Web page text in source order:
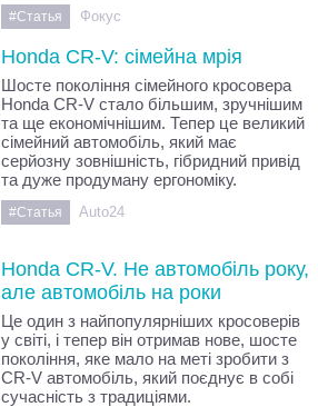
#Статья Фокус
Honda CR-V: сімейна мрія
Шосте покоління сімейного кросовера
Honda CR-V стало більшим, зручнішим
та ще економічнішим. Тепер це великий
сімейний автомобіль, який має
серйозну зовнішність, гібридний привід
та дуже продуману ергономіку.
#Статья Auto24
Honda CR-V. Не автомобіль року,
але автомобіль на роки
Це один з найпопулярніших кросоверів
у світі, і тепер він отримав нове, шосте
покоління, яке мало на меті зробити з
CR-V автомобіль, який поєднує в собі
сучасність з традиціями.